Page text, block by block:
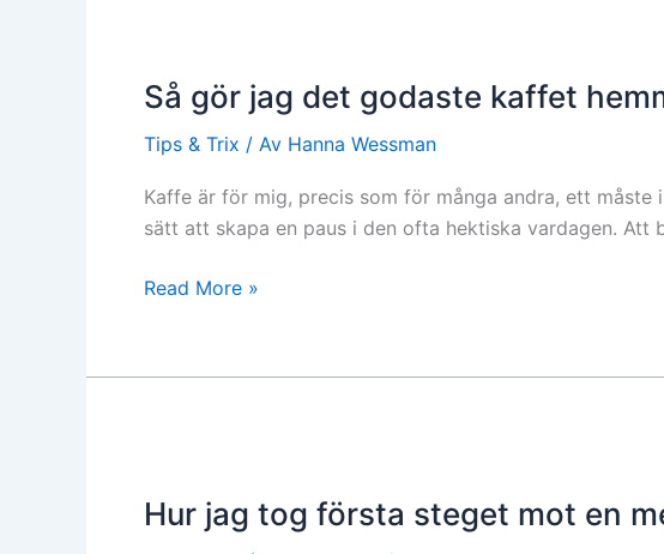
Så gör jag det godaste kaffet
Tips & Trix / Av Hanna Wessman
Kaffe är för mig, precis som för många andra, ett
sätt att skapa en paus i den ofta hektiska vardagen.
jag
godaste
kaffet
hemma
Read More »
Hur jag tog första steget mot en
tog